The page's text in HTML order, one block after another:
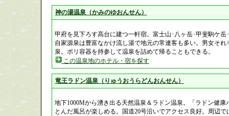
神の湯温泉（かみのゆおんせん）
甲府を見下ろす高台に建つ一軒宿。富士山･八ヶ岳･甲斐駒ケ
自家源泉は豊富なかけ流し湯で地元の常連客も多い。男女そ
泉。ポリ容器を持参して温泉を詰めて帰ることもできる。
この温泉地のホテル・宿を探す
竜王ラドン温泉（りゅうおうらどんおんせん）
地下1000Mから湧き出る天然温泉＆ラドン温泉。「ラドン健
とんだ風呂が楽しめる。国道20号沿いでアクセス良好。周辺